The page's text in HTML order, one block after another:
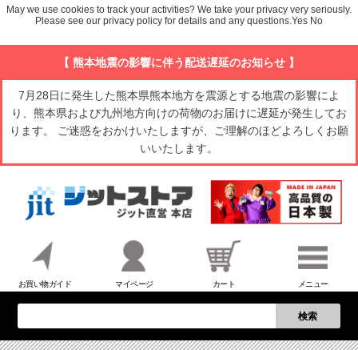
【 熊本地震の影響に伴う配送遅延のお知らせ 】
7月28日に発生した熊本県熊本地方を震源とする地震の影響によ
り、熊本県および九州地方向けの荷物のお届けに遅延が発生してお
ります。 ご迷惑をおかけいたしますが、ご理解のほどよろしくお願
いいたします。
お買い物ガイド マイページ カート メニュー
検索
May we use cookies to track your activities? We take your privacy very seriously.
Please see our privacy policy for details and any questions.Yes No